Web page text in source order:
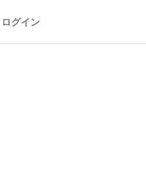
ログイン